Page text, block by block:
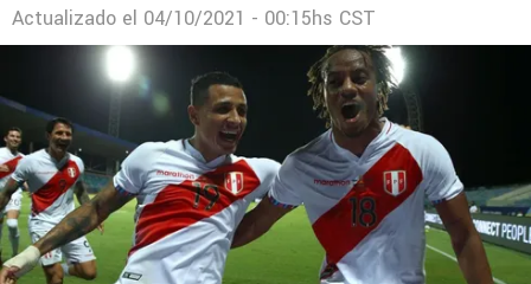
Actualizado el 04/10/2021 - 00:15hs CST